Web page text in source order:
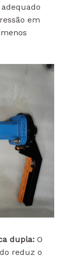
em
dupla:O
reduz o